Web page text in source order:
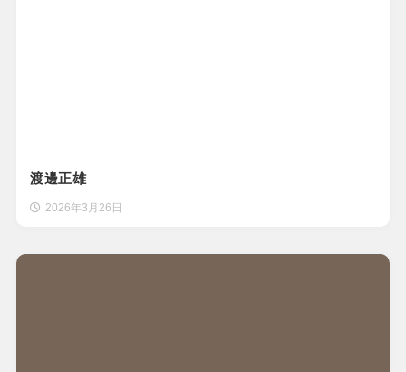
渡邊正雄
2026年3月26日